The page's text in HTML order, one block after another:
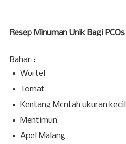
Resep Minuman Unik Bagi PCOs
Bahan :
Wortel
Tomat
Kentang Mentah ukuran kecil
Mentimun
Apel Malang